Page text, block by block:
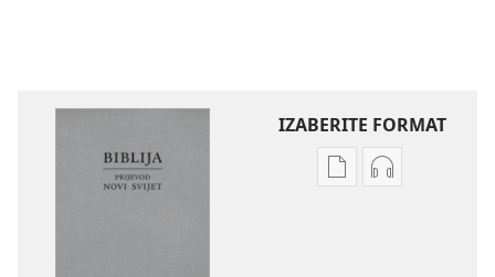
IZABERITE FORMAT
PostavkePostavke